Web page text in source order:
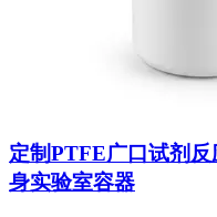
定制PTFE广口试剂
身实验室容器